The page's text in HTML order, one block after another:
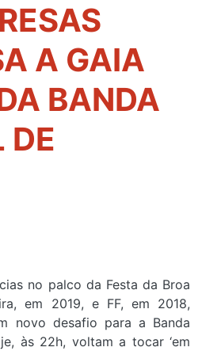
A GAIA
BANDA
DE
no palco da Festa da Broa
em 2019, e FF, em 2018,
novo desafio para a Banda
às 22h, voltam a tocar ‘em